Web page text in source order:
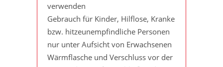
verwenden
Gebrauch für Kinder, Hilflose, Kranke
bzw. hitzeunempfindliche Personen
nur unter Aufsicht von Erwachsenen
Wärmflasche und Verschluss vor der